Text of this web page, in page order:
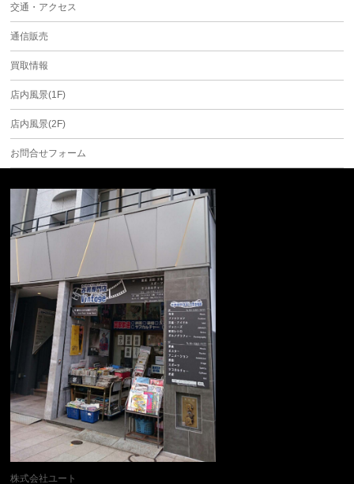
交通・アクセス
通信販売
買取情報
店内風景(1F)
店内風景(2F)
お問合せフォーム
株式会社ユート